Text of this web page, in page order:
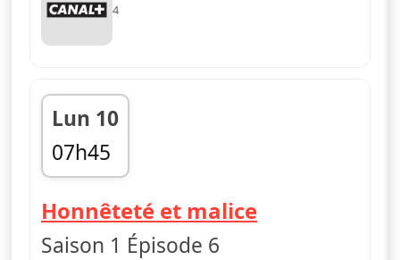
4
Lun 10
07h45
fin 08h09
Honnêteté et malice— La rose
Saison 1 Épisode 6